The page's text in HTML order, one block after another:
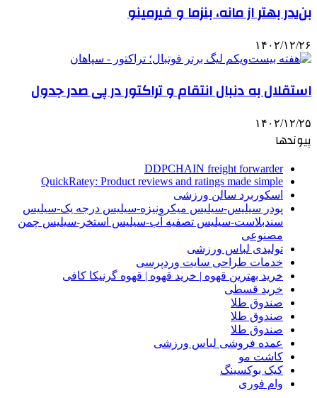
بن‌یدر بهتر از مانه، بنزما و فیرمینو
۱۴۰۲/۱۲/۲۶
استقلال به دنبال انتقام و تراکتور در پی صدر جدول
۱۴۰۲/۱۲/۲۵
پیوندها
DDPCHAIN freight forwarder
QuickRatey: Product reviews and ratings made simple
اسکوربرد سالن ورزشی
پودر سیلیس-سیلیس میکرونیزه-سیلیس درجه یک-سیلیس
سندبلاست-سیلیس تصفیه آب-سیلیس استخر-سیلیس چمن
مصنوعی
تولیدی لباس ورزشی
خدمات طراحی سایت وردپرسی
خرید بهترین قهوه | خرید قهوه | قهوه گرنیکا کافی
خرید قسطی
صندوق طلا
صندوق طلا
صندوق طلا
عمده فروشی لباس ورزشی
کاشت مو
کیک بوکسینگ
وام فوری